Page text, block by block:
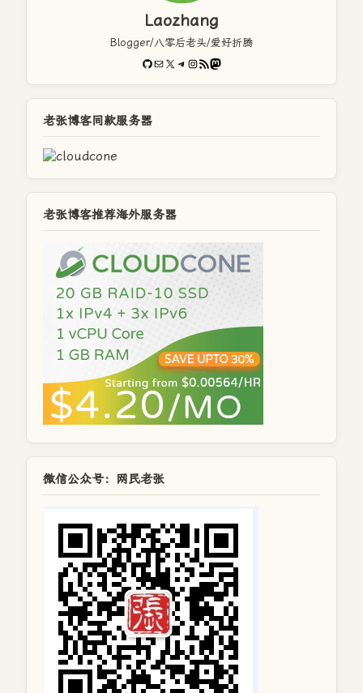
Laozhang
Blogger/八零后老头/爱好折腾
GitHub
电子邮件X Telegram
Instagram
RSS FeedMastodon
老张博客同款服务器
老张博客推荐海外服务器
微信公众号：网民老张